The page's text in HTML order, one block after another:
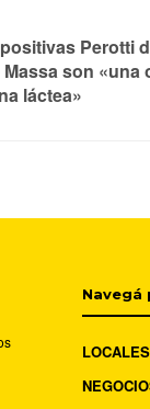
Perotti
son «una
láctea»
Navegá
LOCALES